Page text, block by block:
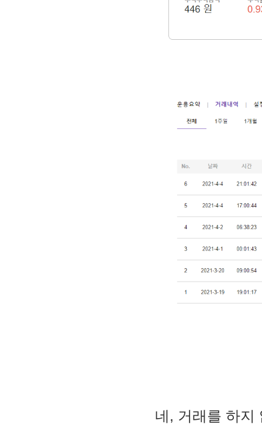
네, 거래를 하지